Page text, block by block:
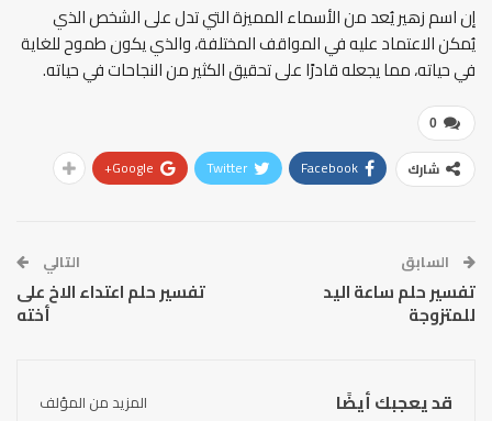
إن اسم زهير يُعد من الأسماء المميزة التي تدل على الشخص الذي
يُمكن الاعتماد عليه في المواقف المختلفة، والذي يكون طموح للغاية
في حياته، مما يجعله قادرًا على تحقيق الكثير من النجاحات في حياته.
0
شارك Facebook
Twitter
Google+
السابق
تفسير حلم ساعة اليد
للمتزوجة
التالي
تفسير حلم اعتداء الاخ على
أخته
قد يعجبك أيضًا المزيد من المؤلف